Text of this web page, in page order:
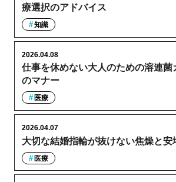
療選択のアドバイス
知識
仕事を休めない大人のための溶連菌
のマナー
2026.04.08
医療
大切な結婚指輪が抜けない焦燥と安
2026.04.07
医療